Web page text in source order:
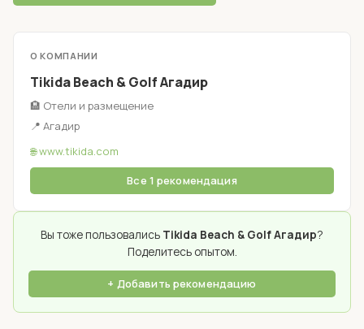
О КОМПАНИИ
Tikida Beach & Golf Агадир
🏨 Отели и размещение
📍 Агадир
🌐 www.tikida.com
Все 1 рекомендация
Вы тоже пользовались Tikida Beach & Golf Агадир?
Поделитесь опытом.
+ Добавить рекомендацию